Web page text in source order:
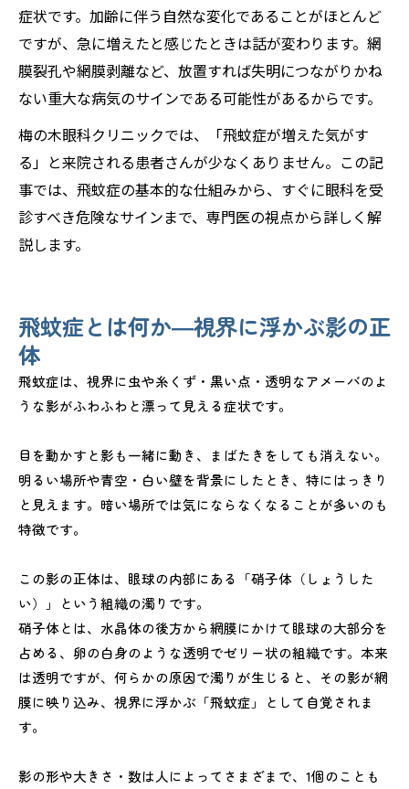
症状です。加齢に伴う自然な変化であることがほとんど
ですが、急に増えたと感じたときは話が変わります。網
膜裂孔や網膜剥離など、放置すれば失明につながりかね
ない重大な病気のサインである可能性があるからです。
梅の木眼科クリニックでは、「飛蚊症が増えた気がす
る」と来院される患者さんが少なくありません。この記
事では、飛蚊症の基本的な仕組みから、すぐに眼科を受
診すべき危険なサインまで、専門医の視点から詳しく解
説します。
飛蚊症とは何か―視界に浮かぶ影の正
体
飛蚊症は、視界に虫や糸くず・黒い点・透明なアメーバのよ
うな影がふわふわと漂って見える症状です。
目を動かすと影も一緒に動き、まばたきをしても消えない。
明るい場所や青空・白い壁を背景にしたとき、特にはっきり
と見えます。暗い場所では気にならなくなることが多いのも
特徴です。
この影の正体は、眼球の内部にある「硝子体（しょうした
い）」という組織の濁りです。
硝子体とは、水晶体の後方から網膜にかけて眼球の大部分を
占める、卵の白身のような透明でゼリー状の組織です。本来
は透明ですが、何らかの原因で濁りが生じると、その影が網
膜に映り込み、視界に浮かぶ「飛蚊症」として自覚されま
す。
影の形や大きさ・数は人によってさまざまで、1個のことも